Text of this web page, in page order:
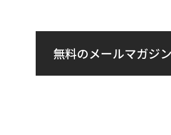
無料のメールマガジ